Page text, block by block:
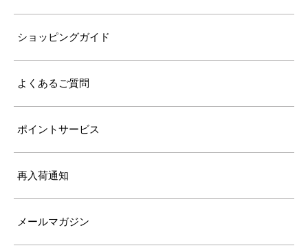
ショッピングガイド
よくあるご質問
ポイントサービス
再入荷通知
メールマガジン